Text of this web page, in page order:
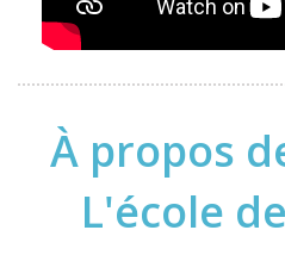
À propos
L'école